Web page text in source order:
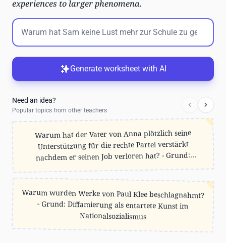
experiences to larger phenomena.
Generate worksheet with AI
Need an idea?
Popular topics from other teachers
Warum hat der Vater von Anna plötzlich seine
Unterstützung für die rechte Partei verstärkt
nachdem er seinen Job verloren hat? - Grund:
Popularität von rechten Parteien durch
wirtschaftliche Unsicherheit
Warum wurden Werke von Paul Klee beschlagnahmt?
- Grund: Diffamierung als entartete Kunst im
Nationalsozialismus